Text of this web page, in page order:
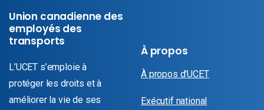
Union canadienne des
employés des
transports
L’UCET s’emploie à
protéger les droits et à
améliorer la vie de ses
À propos
À propos d’UCET
Exécutif national